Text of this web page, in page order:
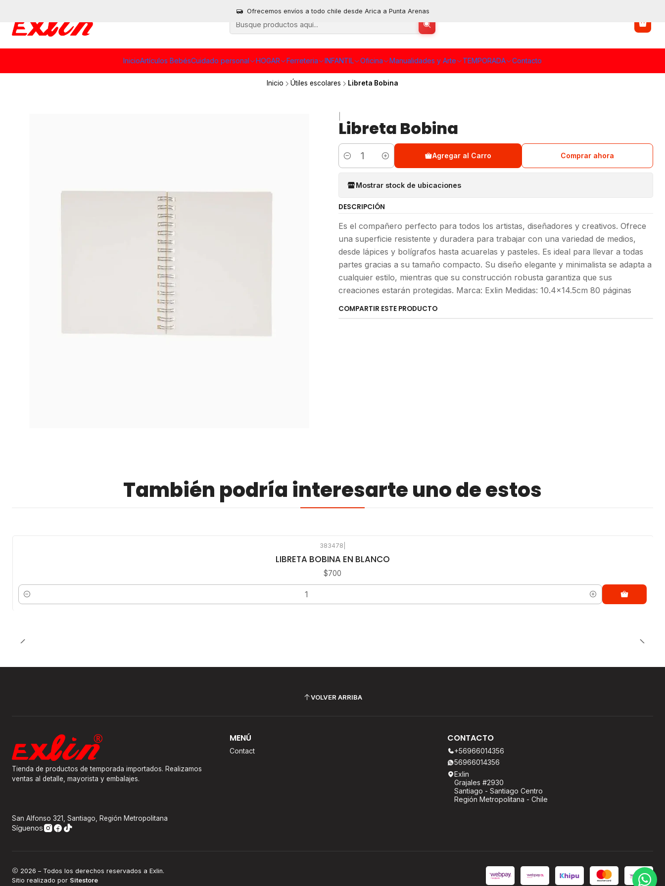
InicioArtículos BebésCuidado personal HOGAR Ferreteria INFANTIL Oficina Manualidades y Arte TEMPORADA Contacto
Ofrecemos envíos a todo chile desde Arica a Punta Arenas
Inicio Útiles escolares Libreta Bobina
Libreta Bobina
Cantidad
Agregar al Carro Comprar ahora
Mostrar stock de ubicaciones
DESCRIPCIÓN
Es el compañero perfecto para todos los artistas, diseñadores y creativos. Ofrece
una superficie resistente y duradera para trabajar con una variedad de medios,
desde lápices y bolígrafos hasta acuarelas y pasteles. Es ideal para llevar a todas
partes gracias a su tamaño compacto. Su diseño elegante y minimalista se adapta a
cualquier estilo, mientras que su construcción robusta garantiza que sus
creaciones estarán protegidas. Marca: Exlin Medidas: 10.4x14.5cm 80 páginas
COMPARTIR ESTE PRODUCTO
También podría interesarte uno de estos
383478
LIBRETA BOBINA EN BLANCO
$700
Cantidad
VOLVER ARRIBA
Tienda de productos de temporada importados. Realizamos
ventas al detalle, mayorista y embalajes.
San Alfonso 321, Santiago, Región Metropolitana
Síguenos
MENÚ
Contact
CONTACTO
+56966014356
56966014356
Exlin
Grajales #2930
Santiago - Santiago Centro
Región Metropolitana - Chile
2026 – Todos los derechos reservados a Exlin.
Sitio realizado por Sitestore